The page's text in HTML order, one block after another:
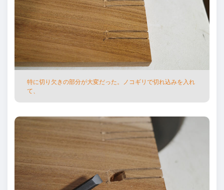
特に切り⽋きの部分が⼤変だった。ノコギリで切れ込みを⼊れ
て、